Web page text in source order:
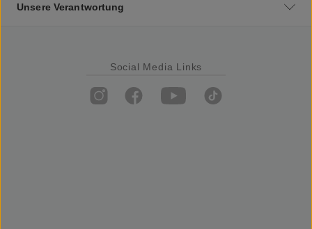
Unsere Verantwortung
Social Media Links